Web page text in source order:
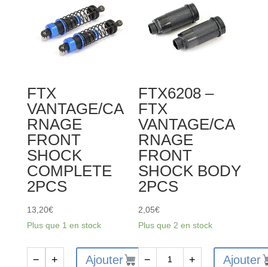
FTX
VANTAGE/CA
RNAGE
FRONT
SHOCK
COMPLETE
2PCS
13,20€
Plus que 1 en stock
− + Ajouter
FTX6208 –
FTX
VANTAGE/CA
RNAGE
FRONT
SHOCK BODY
2PCS
2,05€
Plus que 2 en stock
− + Ajouter